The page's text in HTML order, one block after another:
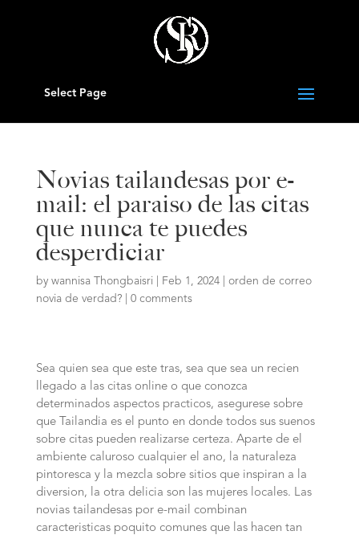
Select Page
Novias tailandesas por e-
mail: el paraiso de las citas
que nunca te puedes
desperdiciar
by wannisa Thongbaisri Feb 1, 2024| orden de correo
novia de verdad?| 0 comments
Sea quien sea que este tras, sea que sea un recien
llegado a las citas online o que conozca
determinados aspectos practicos, asegurese sobre
que Tailandia es el punto en donde todos sus suenos
sobre citas pueden realizarse certeza. Aparte de el
ambiente caluroso cualquier el ano, la naturaleza
pintoresca y la mezcla sobre sitios que inspiran a la
diversion, la otra delicia son las mujeres locales. Las
novias tailandesas por e-mail combinan
caracteristicas poquito comunes que las hacen tan